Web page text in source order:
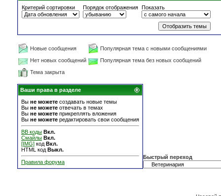
Критерий сортировки
Порядок отображения Показать
Новые сообщения
Популярная тема с новыми сообщениями
Нет новых сообщений
Популярная тема без новых сообщений
Тема закрыта
Ваши права в разделе
Вы не можете создавать новые темы
Вы не можете отвечать в темах
Вы не можете прикреплять вложения
Вы не можете редактировать свои сообщения
BB коды Вкл.
Смайлы Вкл.
[IMG] код Вкл.
HTML код Выкл.
Правила форума
Быстрый переход